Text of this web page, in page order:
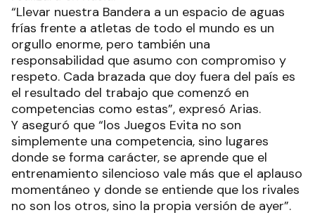
“Llevar nuestra Bandera a un espacio de aguas
frías frente a atletas de todo el mundo es un
orgullo enorme, pero también una
responsabilidad que asumo con compromiso y
respeto. Cada brazada que doy fuera del país es
el resultado del trabajo que comenzó en
competencias como estas”, expresó Arias.
Y aseguró que “los Juegos Evita no son
simplemente una competencia, sino lugares
donde se forma carácter, se aprende que el
entrenamiento silencioso vale más que el aplauso
momentáneo y donde se entiende que los rivales
no son los otros, sino la propia versión de ayer”.